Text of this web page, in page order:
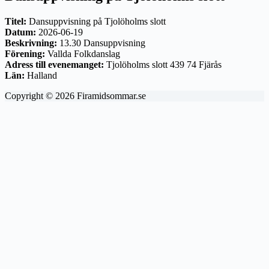
Titel: Dansuppvisning på Tjolöholms slott
Datum: 2026-06-19
Beskrivning: 13.30 Dansuppvisning
Förening: Vallda Folkdanslag
Adress till evenemanget: Tjolöholms slott 439 74 Fjärås
Län: Halland
Copyright © 2026 Firamidsommar.se